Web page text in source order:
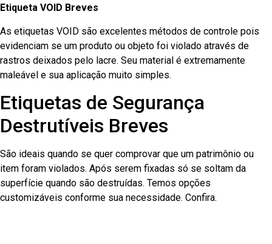
Etiqueta VOID Breves
As etiquetas VOID são excelentes métodos de controle pois
evidenciam se um produto ou objeto foi violado através de
rastros deixados pelo lacre. Seu material é extremamente
maleável e sua aplicação muito simples.
Etiquetas de Segurança
Destrutíveis Breves
São ideais quando se quer comprovar que um patrimônio ou
item foram violados. Após serem fixadas só se soltam da
superfície quando são destruídas. Temos opções
customizáveis conforme sua necessidade. Confira.